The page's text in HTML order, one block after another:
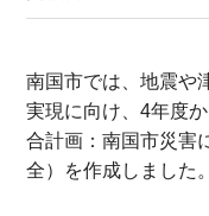
南国市では、地震や
実現に向け、4年度
合計画：南国市災害
全）を作成しました。